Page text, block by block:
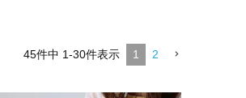
45件中 1-30件表示 1 2